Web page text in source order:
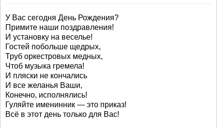
У Вас сегодня День Рождения?
Примите наши поздравления!
И установку на веселье!
Гостей побольше щедрых,
Труб оркестровых медных,
Чтоб музыка гремела!
И пляски не кончались
И все желанья Ваши,
Конечно, исполнялись!
Гуляйте именинник — это приказ!
Всё в этот день только для Вас!